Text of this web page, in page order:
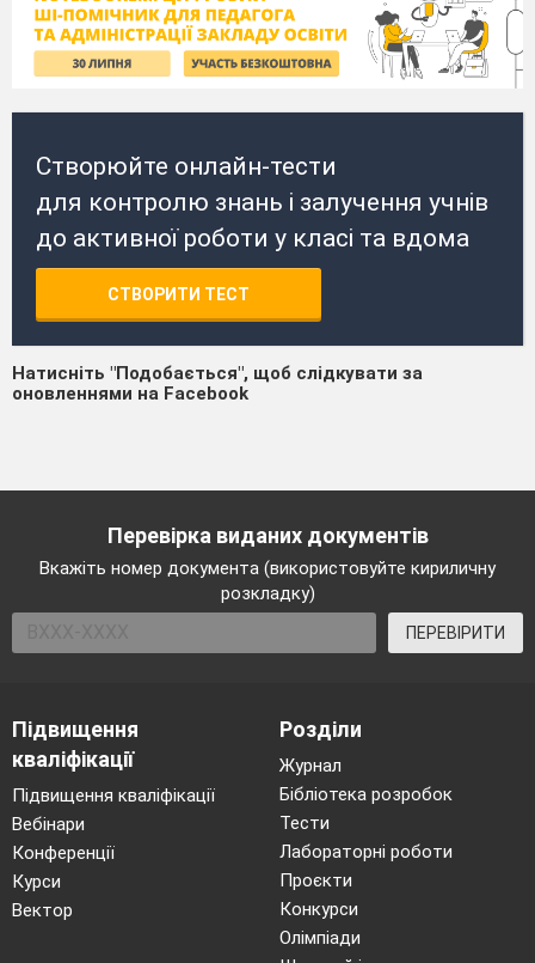
Створюйте онлайн-тести
для контролю знань і залучення учнів
до активної роботи у класі та вдома
СТВОРИТИ ТЕСТ
Натисніть "Подобається", щоб слідкувати за
оновленнями на Facebook
Перевірка виданих документів
Вкажіть номер документа (використовуйте кириличну
розкладку)
ПЕРЕВІРИТИ
Підвищення
кваліфікації
Підвищення кваліфікації
Вебінари
Конференції
Курси
Вектор
Розділи
Журнал
Бібліотека розробок
Тести
Лабораторні роботи
Проєкти
Конкурси
Олімпіади